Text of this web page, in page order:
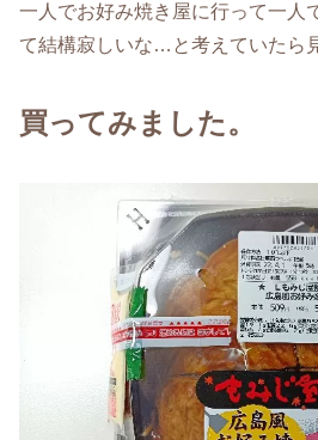
一人でお好み焼き屋に行って一人
て結構寂しいな…と考えていたら
買ってみました。